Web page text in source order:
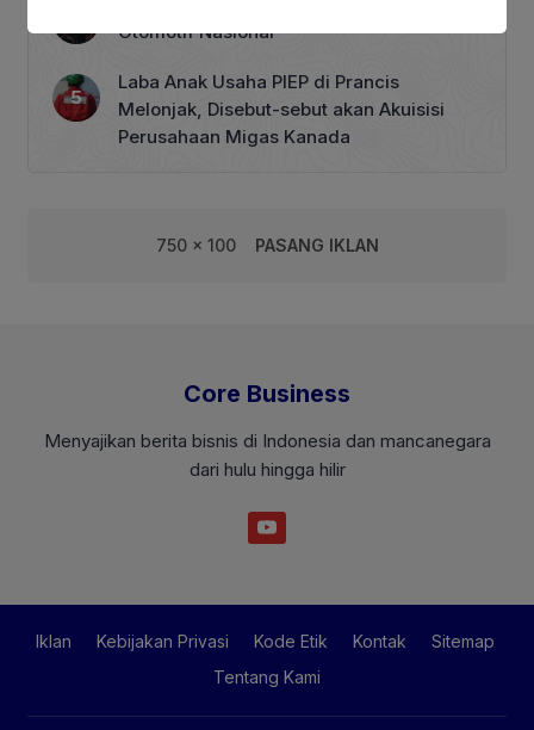
Otomotif Nasional
Laba Anak Usaha PIEP di Prancis
Melonjak, Disebut-sebut akan Akuisisi
Perusahaan Migas Kanada
750 x 100 PASANG IKLAN
Core Business
Menyajikan berita bisnis di Indonesia dan mancanegara
dari hulu hingga hilir
Iklan Kebijakan Privasi Kode Etik Kontak
Sitemap
Tentang Kami